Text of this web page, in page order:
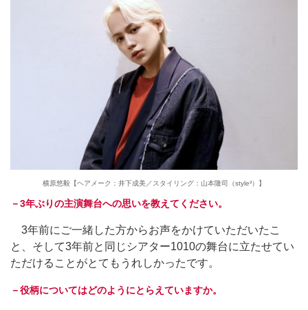
横原悠毅【ヘアメーク：井下成美／スタイリング：山本隆司（style³）】
－3年ぶりの主演舞台への思いを教えてください。
3年前にご一緒した方からお声をかけていただいたこ
と、そして3年前と同じシアター1010の舞台に立たせてい
ただけることがとてもうれしかったです。
－役柄についてはどのようにとらえていますか。